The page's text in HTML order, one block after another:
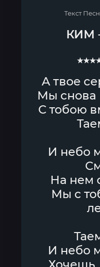
Текст
КИМ
А твое
Мы снова
С тобою
И небо
На нем
Мы с
И небо